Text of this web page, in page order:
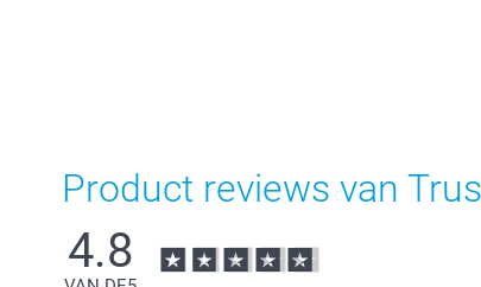
Product reviews van
4.8